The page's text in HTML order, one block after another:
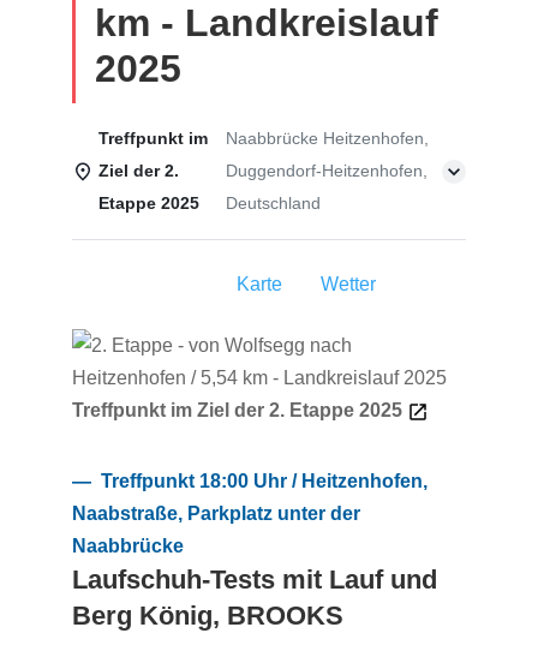
km - Landkreislauf
2025
Treffpunkt im
Ziel der 2.
Etappe 2025
Naabbrücke Heitzenhofen,
Duggendorf-Heitzenhofen,
Deutschland
Karte Wetter
Treffpunkt im Ziel der 2. Etappe 2025
— Treffpunkt 18:00 Uhr / Heitzenhofen,
Naabstraße, Parkplatz unter der
Naabbrücke
Laufschuh-Tests mit Lauf und
Berg König, BROOKS